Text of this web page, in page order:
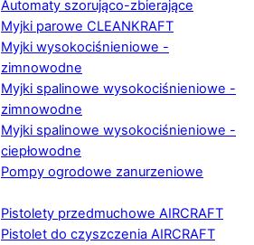
Automaty szorująco-zbierające
Myjki parowe CLEANKRAFT
Myjki wysokociśnieniowe -
zimnowodne
Myjki spalinowe wysokociśnieniowe -
zimnowodne
Myjki spalinowe wysokociśnieniowe -
ciepłowodne
Pompy ogrodowe zanurzeniowe
Pistolety przedmuchowe AIRCRAFT
Pistolet do czyszczenia AIRCRAFT